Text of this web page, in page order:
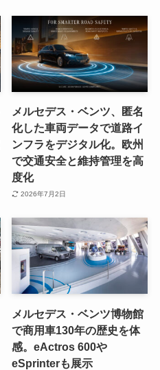
メルセデス・ベンツ、匿名
化した車両データで道路イ
ンフラをデジタル化。欧州
で交通安全と維持管理を高
度化
2026年7月2日
メルセデス・ベンツ博物館
で商用車130年の歴史を体
感。eActros 600や
eSprinterも展示